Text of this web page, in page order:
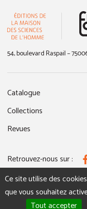
54, boulevard Raspail –
Catalogue
Collections
Revues
Retrouvez-nous sur :
MENTIONS
Ce site utilise des
que vous souhaitez
Tout accepter